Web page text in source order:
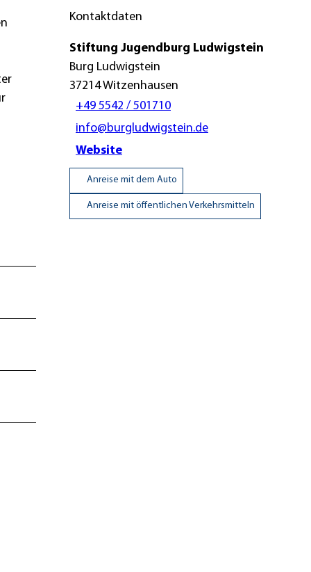
Kontaktdaten
Stiftung Jugendburg Ludwigstein
Burg Ludwigstein
37214Witzenhausen
+49 5542 / 501710
info@burgludwigstein.de
Website
Anreise mit dem Auto
Anreise mit öffentlichen Verkehrsmitteln